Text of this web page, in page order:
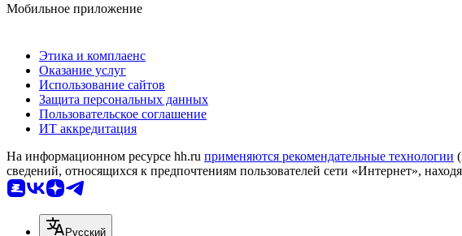
Мобильное приложение
Этика и комплаенс
Оказание услуг
Использование сайтов
Защита персональных данных
Пользовательское соглашение
ИТ аккредитация
На информационном ресурсе hh.ru применяются рекомендательные технологии
сведений, относящихся к предпочтениям пользователей сети «Интернет»,
Русский